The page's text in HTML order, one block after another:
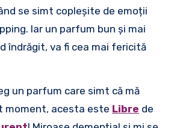
se simt copleșite de emoții
Iar un parfum bun și mai
îndrăgit, va fi cea mai fericită
un parfum care simt că mă
moment, acesta este Libre de